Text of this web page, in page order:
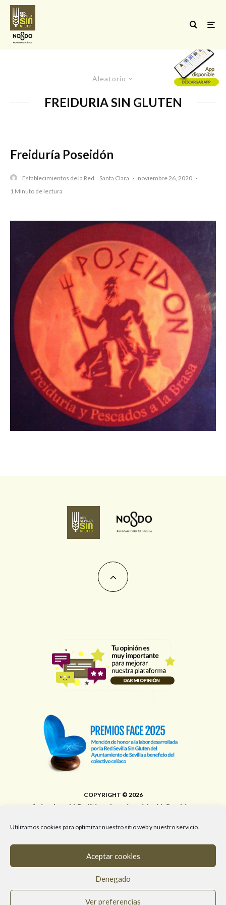
Utilizamos cookies para optimizar nuestro sitio web y nuestro servicio.
Aceptar cookies
Denegado
Ver preferencias
Aleatorio
FREIDURIA SIN GLUTEN
Freiduría Poseidón
Establecimientos de la Red Santa Clara · noviembre 26, 2020 ·
1 Minuto de lectura
COPYRIGHT © 2026
Aviso legal| Política de privacidad | Cookies
T. 955 472 903 / M. 682 058 961 / #RedSevillaSinGluten
info@redsevillasingluten.org/